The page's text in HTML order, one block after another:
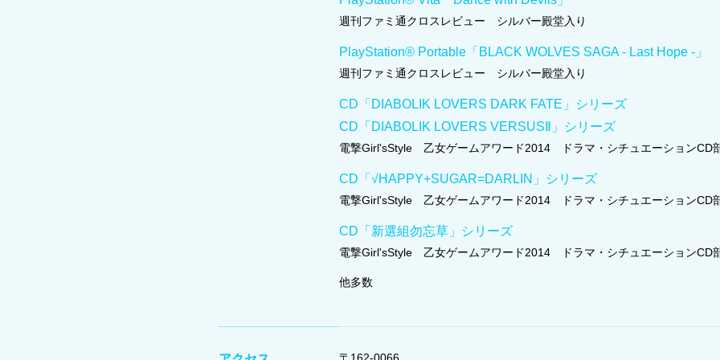
週刊ファミ通クロスレビュー シルバー殿堂入り
PlayStation® Portable「BLACK WOLVES SAGA - Last Hope -」
週刊ファミ通クロスレビュー シルバー殿堂入り
CD「DIABOLIK LOVERS DARK FATE」シリーズ
CD「DIABOLIK LOVERS VERSUSⅡ」シリーズ
電撃Girl'sStyle 乙女ゲームアワード2014 ドラマ・シチュエーションCD
CD「√HAPPY+SUGAR=DARLIN」シリーズ
電撃Girl'sStyle 乙女ゲームアワード2014 ドラマ・シチュエーションCD
CD「新選組勿忘草」シリーズ
電撃Girl'sStyle 乙女ゲームアワード2014 ドラマ・シチュエーションCD
他多数